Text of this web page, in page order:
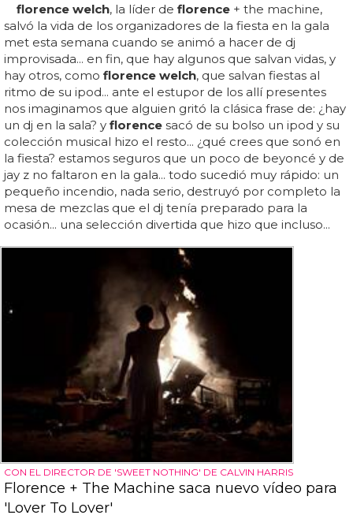
florence welch, la líder de florence + the machine,
salvó la vida de los organizadores de la fiesta en la gala
met esta semana cuando se animó a hacer de dj
improvisada... en fin, que hay algunos que salvan vidas, y
hay otros, como florence welch, que salvan fiestas al
ritmo de su ipod... ante el estupor de los allí presentes
nos imaginamos que alguien gritó la clásica frase de: ¿hay
un dj en la sala? y florence sacó de su bolso un ipod y su
colección musical hizo el resto... ¿qué crees que sonó en
la fiesta? estamos seguros que un poco de beyoncé y de
jay z no faltaron en la gala... todo sucedió muy rápido: un
pequeño incendio, nada serio, destruyó por completo la
mesa de mezclas que el dj tenía preparado para la
ocasión... una selección divertida que hizo que incluso...
CON EL DIRECTOR DE 'SWEET NOTHING' DE CALVIN HARRIS
Florence + The Machine saca nuevo vídeo para
'Lover To Lover'